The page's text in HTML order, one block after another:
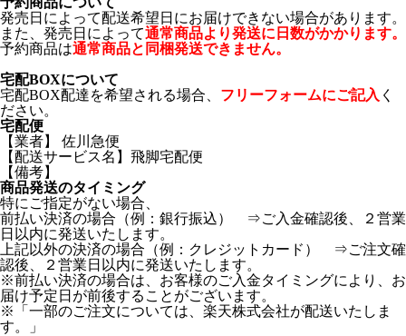
発売日によって配送希望日にお届けできない場合があります。
また、発売日によって通常商品より発送に日数がかかります。
予約商品は通常商品と同梱発送できません。
宅配BOXについて
宅配BOX配達を希望される場合、 フリーフォームにご記入 く
ださい。
宅配便
【業者】 佐川急便
【配送サービス名】飛脚宅配便
【備考】
商品発送のタイミング
特にご指定がない場合、
前払い決済の場合（例：銀行振込） ⇒ご入金確認後、２営業
日以内に発送いたします。
上記以外の決済の場合（例：クレジットカード） ⇒ご注文確
認後、２営業日以内に発送いたします。
※前払い決済の場合は、お客様のご入金タイミングにより、お
届け予定日が前後することがございます。
※「一部のご注文については、楽天株式会社が配送いたしま
す。」